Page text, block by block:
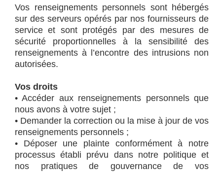
Vos renseignements personnels sont hébergés
sur des serveurs opérés par nos fournisseurs de
service et sont protégés par des mesures de
sécurité proportionnelles à la sensibilité des
renseignements à l’encontre des intrusions non
autorisées.
Vos droits
• Accéder aux renseignements personnels que
nous avons à votre sujet ;
• Demander la correction ou la mise à jour de vos
renseignements personnels ;
• Déposer une plainte conformément à notre
processus établi prévu dans notre politique et
nos pratiques de gouvernance de vos